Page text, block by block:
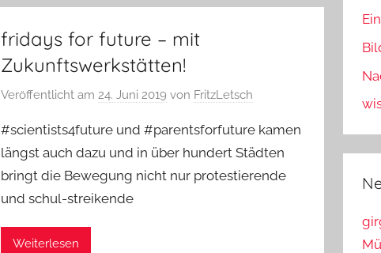
fridays for future – mit
Zukunftswerkstätten!
Veröffentlicht am24. Juni 2019 von FritzLetsch
#scientists4future und #parentsforfuture kamen
längst auch dazu und in über hundert Städten
bringt die Bewegung nicht nur protestierende
und schul-streikende
Weiterlesen